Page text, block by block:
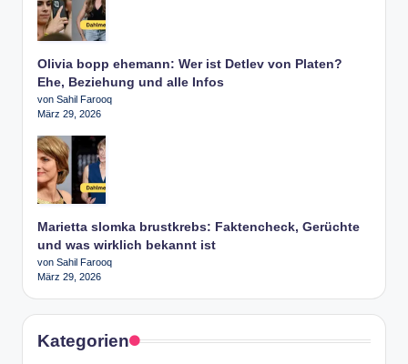
Olivia bopp ehemann: Wer ist Detlev von Platen?
Ehe, Beziehung und alle Infos
von Sahil Farooq
März 29, 2026
Marietta slomka brustkrebs: Faktencheck, Gerüchte
und was wirklich bekannt ist
von Sahil Farooq
März 29, 2026
Kategorien